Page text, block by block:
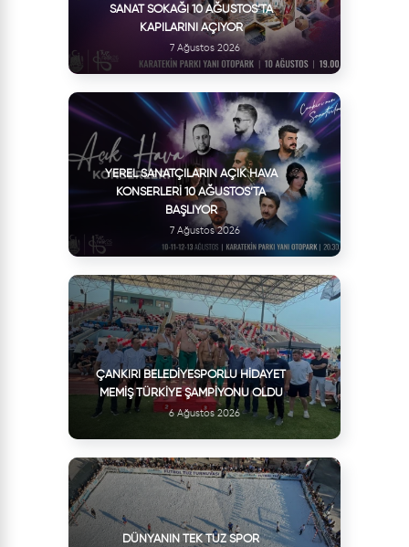
SANAT SOKAĞI 10 AĞUSTOS’TA
KAPILARINI AÇIYOR
7 Ağustos 2026
YEREL SANATÇILARIN AÇIK HAVA
KONSERLERI 10 AĞUSTOS’TA
BAŞLIYOR
7 Ağustos 2026
ÇANKIRI BELEDIYESPORLU HIDAYET
MEMIŞ TÜRKIYE ŞAMPIYONU OLDU
6 Ağustos 2026
DÜNYANIN TEK TUZ SPOR